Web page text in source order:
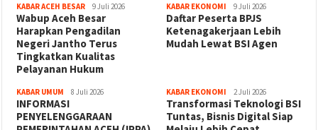
KABAR ACEH BESAR 9 Juli 2026
Wabup Aceh Besar
Harapkan Pengadilan
Negeri Jantho Terus
Tingkatkan Kualitas
Pelayanan Hukum
KABAR EKONOMI 9 Juli 2026
Daftar Peserta BPJS
Ketenagakerjaan Lebih
Mudah Lewat BSI Agen
KABAR UMUM 8 Juli 2026
INFORMASI
PENYELENGGARAAN
KABAR EKONOMI 2 Juli 2026
Transformasi Teknologi BSI
Tuntas, Bisnis Digital Siap